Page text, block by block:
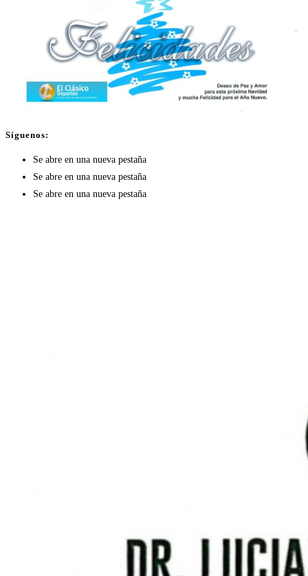
Síguenos:
Se abre en una nueva pestaña
Se abre en una nueva pestaña
Se abre en una nueva pestaña